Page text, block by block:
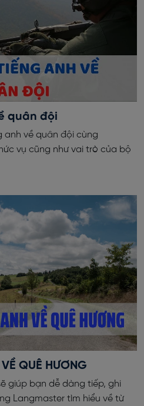
quân đội
anh về quân đội cùng
vụ cũng như vai trò của bộ
QUÊ HƯƠNG
giúp bạn dễ dàng tiếp, ghi
Langmaster tìm hiểu về từ